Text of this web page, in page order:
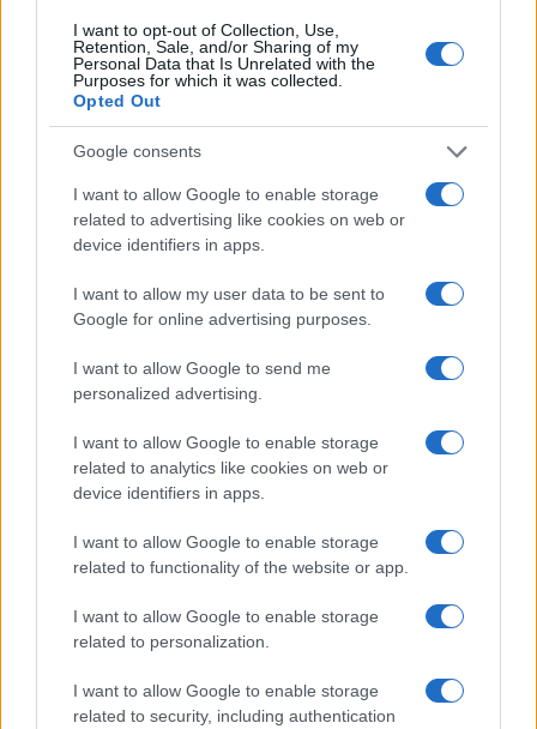
I want to opt-out of Collection, Use,
Retention, Sale, and/or Sharing of my
Personal Data that Is Unrelated with the
Purposes for which it was collected.
Opted Out
Google consents
I want to allow Google to enable storage
related to advertising like cookies on web or
device identifiers in apps.
I want to allow my user data to be sent to
Google for online advertising purposes.
I want to allow Google to send me
personalized advertising.
I want to allow Google to enable storage
related to analytics like cookies on web or
device identifiers in apps.
I want to allow Google to enable storage
related to functionality of the website or app.
I want to allow Google to enable storage
related to personalization.
I want to allow Google to enable storage
related to security, including authentication
Guía para evaluar RWA: custodios, oráculos, liquidez y riesgo
CRIPTOMONEDAS
Vladimir Putin firma ley que regula el uso de criptomonedas en
Rusia a partir de septiembre